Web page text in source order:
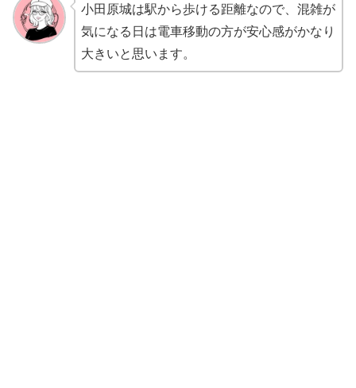
小田原城は駅から歩ける距離なので、混雑が
気になる日は電車移動の方が安心感がかなり
大きいと思います。